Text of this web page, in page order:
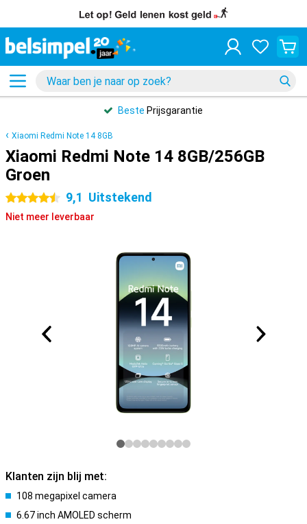
Beste Prijsgarantie
Xiaomi Redmi Note 14 8GB
Xiaomi Redmi Note 14 8GB/256GB
Groen
4.5 sterren 9,1 Uitstekend
Niet meer leverbaar
Klanten zijn blij met:
108 megapixel camera
6.67 inch AMOLED scherm